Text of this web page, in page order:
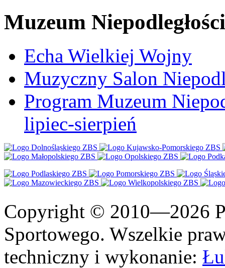
Muzeum Niepodległości
Echa Wielkiej Wojny
Muzyczny Salon
Program Muzeum
lipiec-sierpień
Copyright © 2010—2026
Sportowego. Wszelkie
techniczny i wykonanie: